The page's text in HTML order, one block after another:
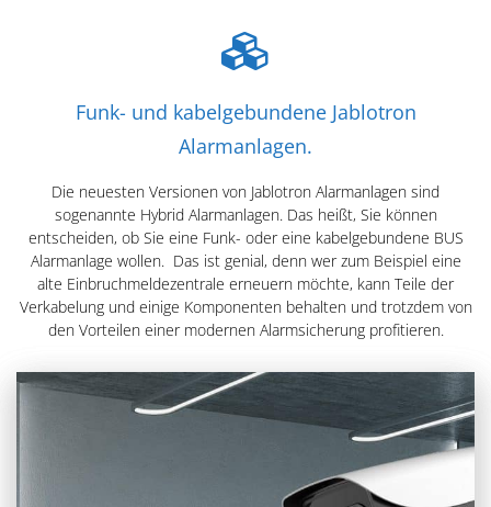
Funk- und kabelgebundene Jablotron
Alarmanlagen.
Die neuesten Versionen von Jablotron Alarmanlagen sind
sogenannte Hybrid Alarmanlagen. Das heißt, Sie können
entscheiden, ob Sie eine Funk- oder eine kabelgebundene BUS
Alarmanlage wollen. Das ist genial, denn wer zum Beispiel eine
alte Einbruchmeldezentrale erneuern möchte, kann Teile der
Verkabelung und einige Komponenten behalten und trotzdem von
den Vorteilen einer modernen Alarmsicherung profitieren.